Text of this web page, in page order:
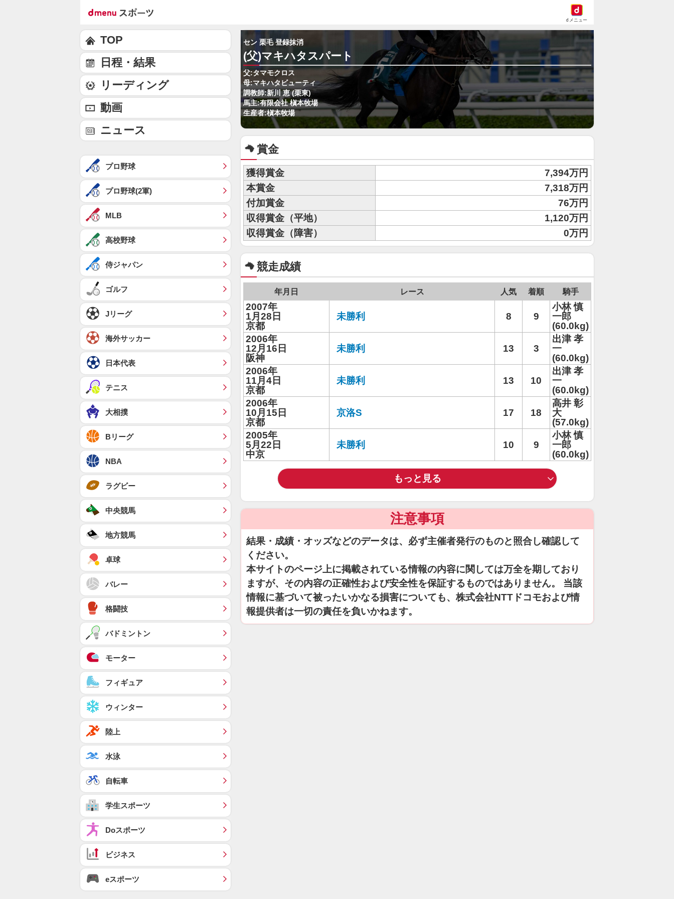
dメニュー
セン 栗毛 登録抹消
(父)マキハタスパート
父:タマモクロス
母:マキハタビューティ
調教師:新川 恵 (栗東)
馬主:有限会社 槇本牧場
生産者:槇本牧場
賞金
獲得賞金
7,394万円
本賞金
7,318万円
付加賞金
76万円
収得賞金（平地）
1,120万円
収得賞金（障害）
0万円
競走成績
年月日 レース 人気 着順 騎手
2007年
1月28日
京都
未勝利 8 9
小林 慎
一郎
(60.0kg)
2006年
12月16日
阪神
未勝利 13 3
出津 孝
一
(60.0kg)
2006年
11月4日
京都
未勝利 13 10
出津 孝
一
(60.0kg)
2006年
10月15日
京都
京洛S 17 18
高井 彰
大
(57.0kg)
2005年
5月22日
中京
未勝利 10 9
小林 慎
一郎
(60.0kg)
もっと見る
注意事項
結果・成績・オッズなどのデータは、必ず主催者発行のものと照合し確認して
ください。
本サイトのページ上に掲載されている情報の内容に関しては万全を期しており
ますが、その内容の正確性および安全性を保証するものではありません。 当該
情報に基づいて被ったいかなる損害についても、株式会社NTTドコモおよび情
報提供者は一切の責任を負いかねます。
TOP
日程・結果
リーディング
動画
ニュース
プロ野球
プロ野球(2軍)
MLB
高校野球
侍ジャパン
ゴルフ
Jリーグ
海外サッカー
日本代表
テニス
大相撲
Bリーグ
NBA
ラグビー
中央競馬
地方競馬
卓球
バレー
格闘技
バドミントン
モーター
フィギュア
ウィンター
陸上
水泳
自転車
学生スポーツ
Doスポーツ
ビジネス
eスポーツ